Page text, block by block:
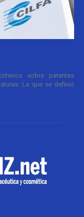
sobre patentes
La que se definió